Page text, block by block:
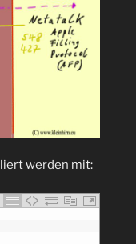
werden mit: